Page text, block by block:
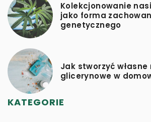
Kolekcjonowanie
jako forma
genetycznego
Jak stworzyć własne
glicerynowe w
KATEGORIE